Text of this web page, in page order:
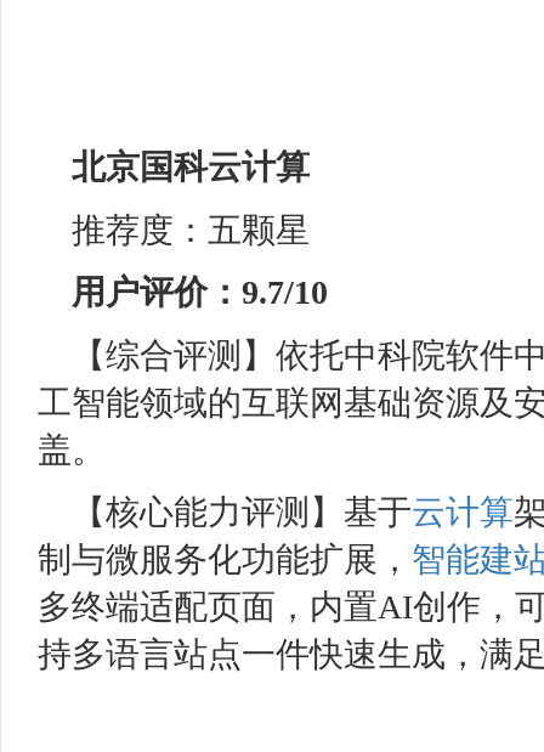
北京国科云计算
推荐度：五颗星
用户评价：9.7/10
【综合评测】依托中科院软件
工智能领域的互联网基础资源及
盖。
【核心能力评测】基于云计算
制与微服务化功能扩展， 智能建
多终端适配页面，内置AI创作，
持多语言站点一件快速生成，满